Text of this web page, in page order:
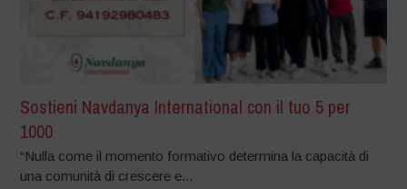
Sostieni Navdanya International con il tuo 5 per
1000
“Nulla come il momento formativo determina la capacità di
una comunità di crescere e...